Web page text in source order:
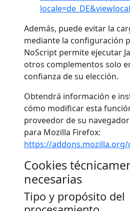
Además, puede evitar la
mediante la configuración
NoScript permite ejecutar
otros complementos solo
confianza de su elección.
Obtendrá información e
cómo modificar esta
proveedor de su
para Mozilla Firefox:
https://
Cookies
necesarias
Tipo y propósito del